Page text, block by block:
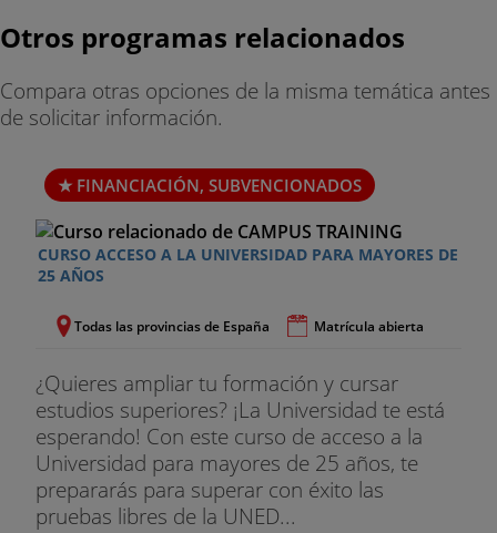
Otros programas relacionados
Compara otras opciones de la misma temática antes
de solicitar información.
FINANCIACIÓN, SUBVENCIONADOS
CURSO ACCESO A LA UNIVERSIDAD PARA MAYORES DE
25 AÑOS
Todas las provincias de España Matrícula abierta
¿Quieres ampliar tu formación y cursar
estudios superiores? ¡La Universidad te está
esperando! Con este curso de acceso a la
Universidad para mayores de 25 años, te
prepararás para superar con éxito las
pruebas libres de la UNED...